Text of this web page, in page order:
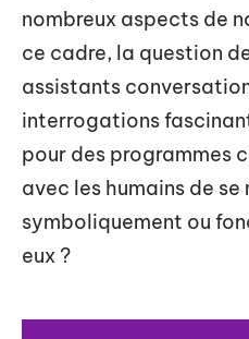
nombreux aspects de
ce cadre, la question
assistants
interrogations
pour des programmes
avec les humains de se
symboliquement ou
eux ?